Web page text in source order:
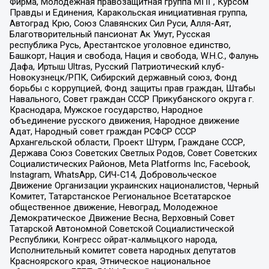
Правды и Единения, Каракольская инициативная группа,
Автоград Крю, Союз Славянских Сил Руси, Алля-Аят,
Благотворительный пансионат Ак Умут, Русская
республика Русь, Арестантское уголовное единство,
Башкорт, Нация и свобода, Нация и свобода, W.H.С., Фалунь
Дафа, Иртыш Ultras, Русский Патриотический клуб-
Новокузнецк/РПК, Сибирский державный союз, Фонд
борьбы с коррупцией, Фонд защиты прав граждан, Штабы
Навального, Совет граждан СССР Прикубанского округа г.
Краснодара, Мужское государство, Народное
объединение русского движения, Народное движение
Адат, Народный совет граждан РСФСР СССР
Архангельской области, Проект Штурм, Граждане СССР,
Держава Союз Советских Светлых Родов, Совет Советских
Социалистических Районов, Meta Platforms Inc, Facebook,
Instagram, WhatsApp, СИЧ-С14, Добровольческое
Движение Организации украинских националистов, Черный
Комитет, Татарстанское Региональное Всетатарское
общественное движение, Невоград, Молодежное
Демократическое Движение Весна, Верховный Совет
Татарской Автономной Советской Социалистической
Республики, Конгресс ойрат-калмыцкого народа,
Исполнительный комитет совета народных депутатов
Красноярского края, Этническое национальное